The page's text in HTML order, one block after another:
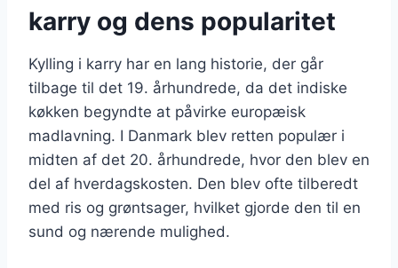
karry og dens popularitet
Kylling i karry har en lang historie, der går
tilbage til det 19. århundrede, da det indiske
køkken begyndte at påvirke europæisk
madlavning. I Danmark blev retten populær i
midten af det 20. århundrede, hvor den blev en
del af hverdagskosten. Den blev ofte tilberedt
med ris og grøntsager, hvilket gjorde den til en
sund og nærende mulighed.